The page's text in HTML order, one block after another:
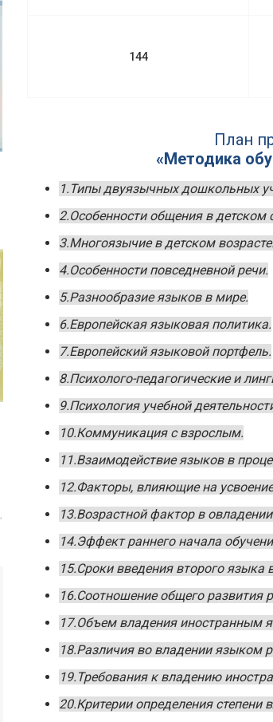
144
План
«Методика
1.Типы двуязычных дошкольных
2.Особенности общения в детском
3.Многоязычие в детском возрасте.
4.Особенности повседневной речи.
5.Разнообразие языков в мире.
6.Европейская языковая политика.
7.Европейский языковой портфель.
8.Психолого-педагогические и
9.Психология учебной
10.Коммуникация с взрослым.
11.Взаимодействие языков в
12.Факторы, влияющие на
13.Возрастной фактор в
14.Эффект раннего начала
15.Сроки введения второго языка
16.Соотношение общего развития
17.Объем владения иностранным
18.Различия во владении языком
19.Требования к владению
20.Критерии определения степени